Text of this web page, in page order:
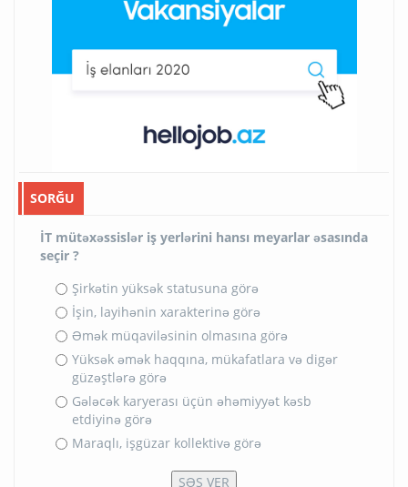
SORĞU
İT mütəxəssislər iş yerlərini hansı meyarlar əsasında
seçir ?
Şirkətin yüksək statusuna görə
İşin, layihənin xarakterinə görə
Əmək müqaviləsinin olmasına görə
Yüksək əmək haqqına, mükafatlara və digər
güzəştlərə görə
Gələcək karyerası üçün əhəmiyyət kəsb
etdiyinə görə
Maraqlı, işgüzar kollektivə görə